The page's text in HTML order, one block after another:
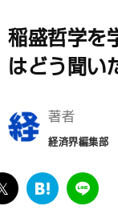
稲盛哲学を
はどう聞い
著者
経済界編集部
twitter
は
LINE